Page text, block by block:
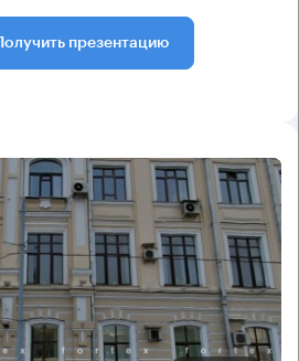
Получить презентацию